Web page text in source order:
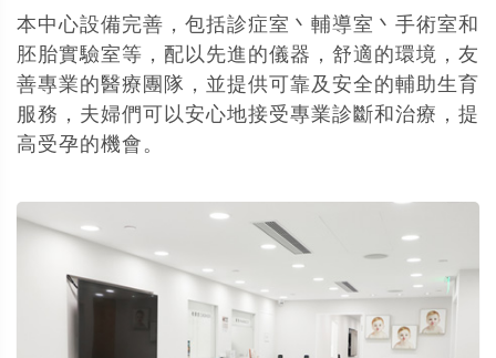
本中心設備完善，包括診症室丶輔導室丶手術室和
胚胎實驗室等，配以先進的儀器，舒適的環境，友
善專業的醫療團隊，並提供可靠及安全的輔助生育
服務，夫婦們可以安心地接受專業診斷和治療，提
高受孕的機會。